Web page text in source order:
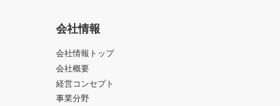
会社情報
会社情報トップ
会社概要
経営コンセプト
事業分野